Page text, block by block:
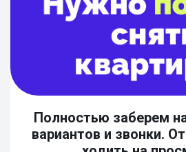
Полностью заберем
вариантов и звонки.